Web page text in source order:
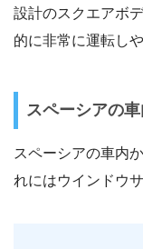
設計のスクエアボ
的に非常に運転し
スペーシアの
スペーシアの車内
れにはウインドウ